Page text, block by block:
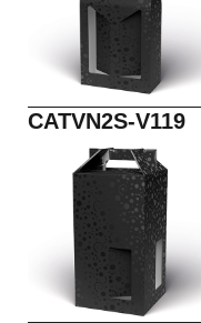
CATVN2S-V119